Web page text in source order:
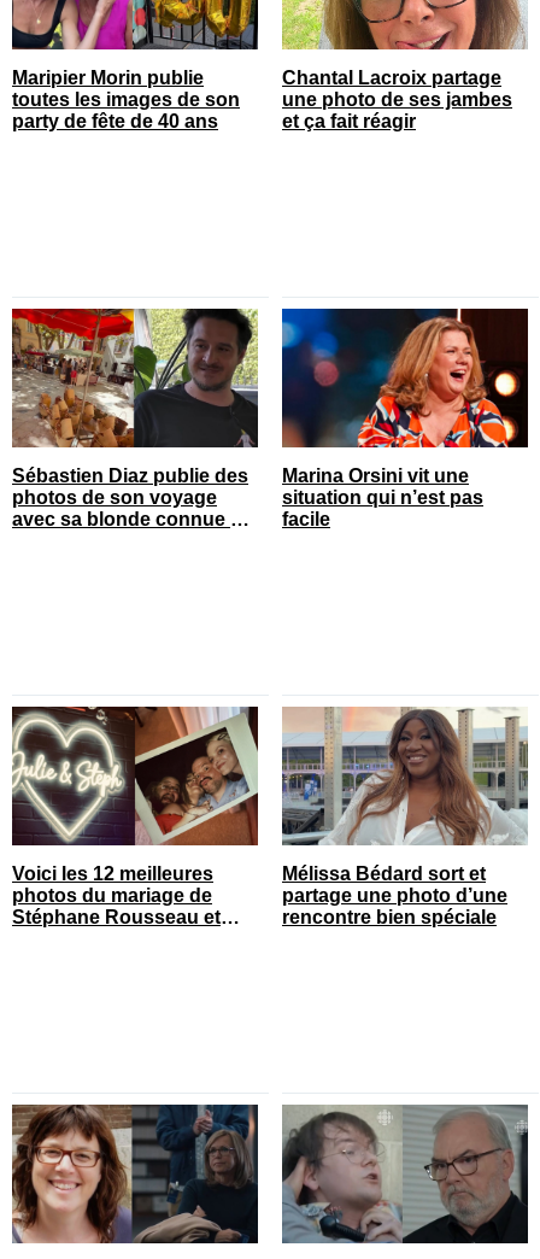
Maripier Morin publie
toutes les images de son
party de fête de 40 ans
Chantal Lacroix partage
une photo de ses jambes
et ça fait réagir
Sébastien Diaz publie des
photos de son voyage
avec sa blonde connue en
Marina Orsini vit une
situation qui n’est pas
facile
Voici les 12 meilleures
photos du mariage de
Stéphane Rousseau et
Mélissa Bédard sort et
partage une photo d’une
rencontre bien spéciale